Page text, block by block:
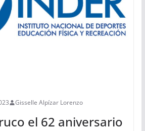
Gisselle Alpízar Lorenzo
el 62 aniversario